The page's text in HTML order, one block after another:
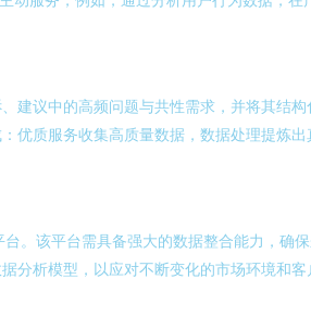
建议中的高频问题与共性需求，并将其结构
优质服务收集高质量数据，数据处理提炼
。该平台需具备强大的数据整合能力，确
析模型，以应对不断变化的市场环境和客